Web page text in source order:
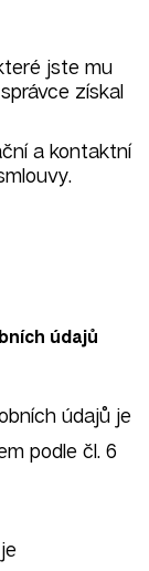
jste mu
získal
a kontaktní
údajů
údajů je
podle čl. 6